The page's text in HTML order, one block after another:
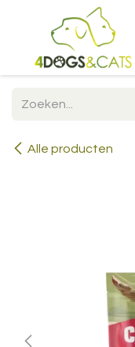
Overslaan naar inhoud
Alle producten